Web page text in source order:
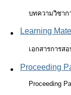
บทความวิชาก
Learning
เอกสารการส
Proceeding
Proceeding